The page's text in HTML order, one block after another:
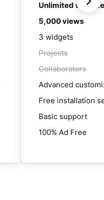
Unlimited
5,000 views
3 widgets
Projects
Collaborators
Advanced
Free installation
Basic support
100% Ad Free